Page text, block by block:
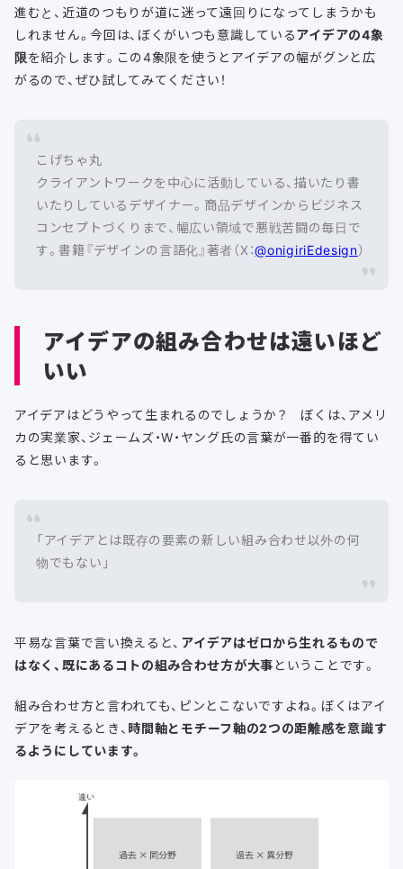
進むと、近道のつもりが道に迷って遠回りになってしまうかも
しれません。今回は、ぼくがいつも意識しているアイデアの4象
限を紹介します。この4象限を使うとアイデアの幅がグンと広
がるので、ぜひ試してみてください！
こげちゃ丸
クライアントワークを中心に活動している、描いたり書
いたりしているデザイナー。商品デザインからビジネス
コンセプトづくりまで、幅広い領域で悪戦苦闘の毎日で
す。書籍『デザインの言語化』著者（X：@onigiriEdesign）
アイデアの組み合わせは遠いほど
いい
アイデアはどうやって生まれるのでしょうか？ ぼくは、アメリ
カの実業家、ジェームズ・W・ヤング氏の言葉が一番的を得てい
ると思います。
「アイデアとは既存の要素の新しい組み合わせ以外の何
物でもない」
平易な言葉で言い換えると、 アイデアはゼロから生れるもので
はなく、既にあるコトの組み合わせ方が大事ということです。
組み合わせ方と言われても、ピンとこないですよね。ぼくはアイ
デアを考えるとき、 時間軸とモチーフ軸の2つの距離感を意識す
るようにしています。